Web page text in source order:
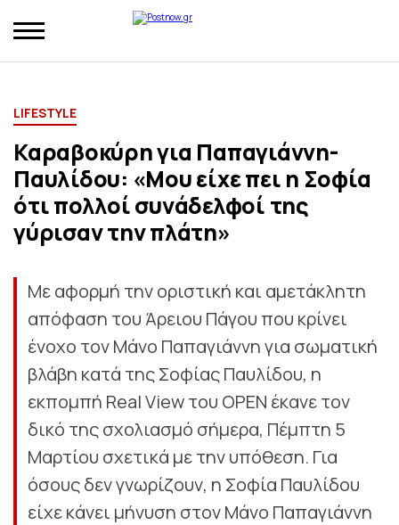
LIFESTYLE
Καραβοκύρη για Παπαγιάννη-
Παυλίδου: «Μου είχε πει η Σοφία
ότι πολλοί συνάδελφοί της
γύρισαν την πλάτη»
Με αφορμή την οριστική και αμετάκλητη
απόφαση του Άρειου Πάγου που κρίνει
ένοχο τον Μάνο Παπαγιάννη για σωματική
βλάβη κατά της Σοφίας Παυλίδου, η
εκπομπή Real View του OPEN έκανε τον
δικό της σχολιασμό σήμερα, Πέμπτη 5
Μαρτίου σχετικά με την υπόθεση. Για
όσους δεν γνωρίζουν, η Σοφία Παυλίδου
είχε κάνει μήνυση στον Μάνο Παπαγιάννη